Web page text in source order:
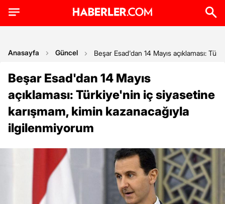
Anasayfa Güncel Beşar Esad'dan 14 Mayıs açıklaması:
Beşar Esad'dan 14 Mayıs
açıklaması: Türkiye'nin iç siyasetine
karışmam, kimin kazanacağıyla
ilgilenmiyorum